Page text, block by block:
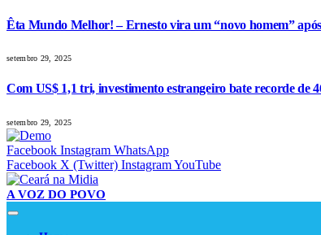
Êta Mundo Melhor! – Ernesto vira um “novo homem”
setembro 29, 2025
Com US$ 1,1 tri, investimento estrangeiro bate recorde de
setembro 29, 2025
Facebook Instagram WhatsApp
Facebook X (Twitter) InstagramYouTube
A VOZ DO POVO